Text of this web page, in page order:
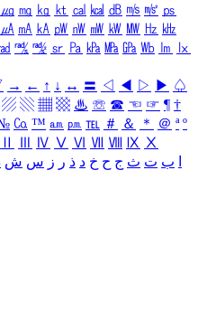
㎍ ㎎ ㎏ ㏏ ㎈ ㎉ ㏈ ㎧ ㎨ ㎰
㎂ ㎃ ㎄ ㎺ ㎻ ㎽ ㎾ ㎿ ㎐ ㎑
㎮ ㎯ ㏛ ㎩ ㎪ ㎫ ㎬ ㏝ ㏐
㏓
→ ← ↑ ↓ ↔ 〓 ◁ ◀ ▷ ▶ ♤
▨ ▧ ▦ ▩ ♨ ☏ ☎ ☜ ☞ ¶ †
㏇ ™ ㏂ ㏘ ℡ ＃ ＆ ＊ ＠ ª º
Ⅳ Ⅴ Ⅵ Ⅶ Ⅷ Ⅸ Ⅹ
ب ت ث ج ح خ د ذ ر ز س ش